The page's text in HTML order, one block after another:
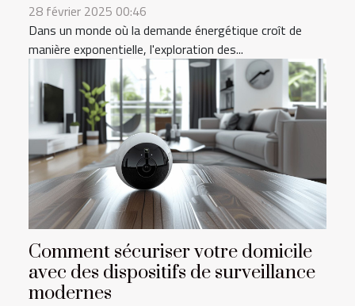
28 février 2025 00:46
Dans un monde où la demande énergétique croît de
manière exponentielle, l'exploration des...
Comment sécuriser votre domicile
avec des dispositifs de surveillance
modernes